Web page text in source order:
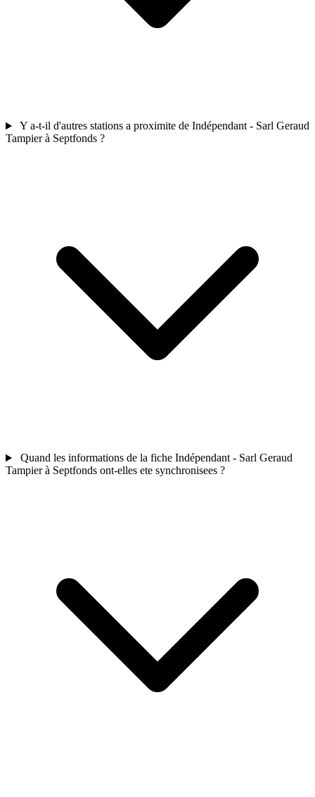
Y a-t-il d'autres stations a proximite de Indépendant - Sarl Geraud
Tampier à Septfonds ?
Quand les informations de la fiche Indépendant - Sarl Geraud
Tampier à Septfonds ont-elles ete synchronisees ?